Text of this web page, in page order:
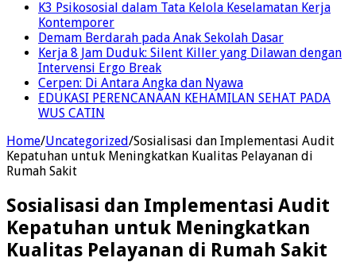
K3 Psikososial dalam Tata Kelola Keselamatan Kerja
Kontemporer
Demam Berdarah pada Anak Sekolah Dasar
Kerja 8 Jam Duduk: Silent Killer yang Dilawan dengan
Intervensi Ergo Break
Cerpen: Di Antara Angka dan Nyawa
EDUKASI PERENCANAAN KEHAMILAN SEHAT PADA
WUS CATIN
Home/Uncategorized/Sosialisasi dan Implementasi Audit
Kepatuhan untuk Meningkatkan Kualitas Pelayanan di
Rumah Sakit
Sosialisasi dan Implementasi Audit
Kepatuhan untuk Meningkatkan
Kualitas Pelayanan di Rumah Sakit